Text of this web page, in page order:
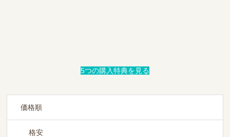
5つの購入特典を見る
価格順
格安